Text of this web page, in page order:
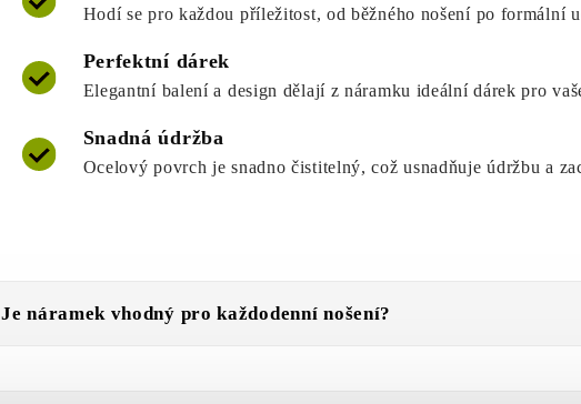
Hodí se pro každou příležitost, od běžného nošení po formální
Perfektní dárek
Elegantní balení a design dělají z náramku ideální dárek pro
Snadná údržba
Ocelový povrch je snadno čistitelný, což usnadňuje údržbu a
Je náramek vhodný pro každodenní nošení?